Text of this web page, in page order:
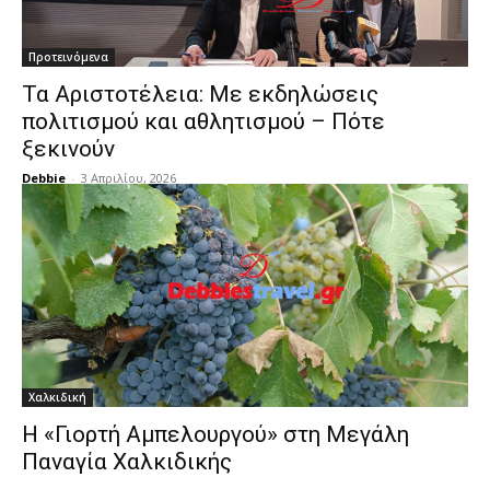
Προτεινόμενα
Τα Αριστοτέλεια: Με εκδηλώσεις
πολιτισμού και αθλητισμού – Πότε
ξεκινούν
Debbie - 3 Απριλίου, 2026
Χαλκιδική
Η «Γιορτή Αμπελουργού» στη Μεγάλη
Παναγία Χαλκιδικής